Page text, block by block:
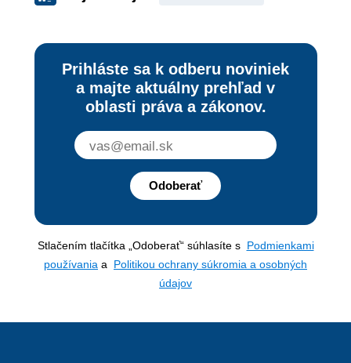
Prihláste sa k odberu noviniek
a majte aktuálny prehľad v
oblasti práva a zákonov.
Odoberať
Stlačením tlačítka „Odoberať“ súhlasíte s Podmienkami
používania a Politikou ochrany súkromia a osobných
údajov